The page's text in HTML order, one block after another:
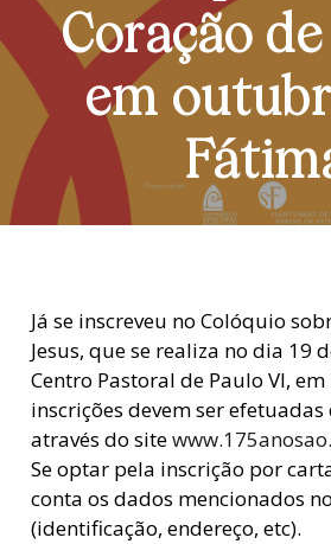
Coração
em
Já se inscreveu no Colóquio
Jesus, que se realiza no dia 19
Centro Pastoral de Paulo VI, em
inscrições devem ser
através do site
Se optar pela inscrição por
conta os dados mencionados
(identificação, endereço, etc).